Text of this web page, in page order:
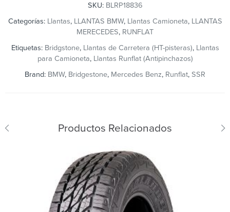
SKU: BLRP18836
Categorías: Llantas, LLANTAS BMW, Llantas Camioneta, LLANTAS
MERECEDES, RUNFLAT
Etiquetas: Bridgstone, Llantas de Carretera (HT-pisteras), Llantas
para Camioneta, Llantas Runflat (Antipinchazos)
Brand: BMW, Bridgestone, Mercedes Benz, Runflat, SSR
Productos Relacionados